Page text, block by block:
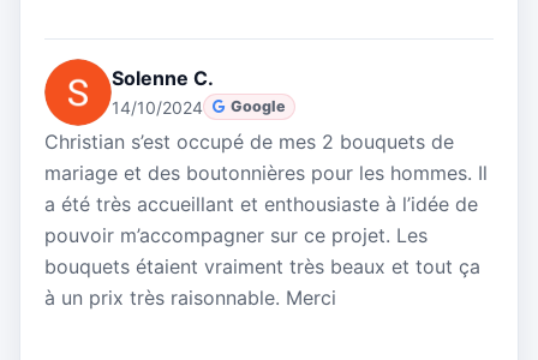
Solenne C.
14/10/2024 Google
Christian s’est occupé de mes 2 bouquets de
mariage et des boutonnières pour les hommes. Il
a été très accueillant et enthousiaste à l’idée de
pouvoir m’accompagner sur ce projet. Les
bouquets étaient vraiment très beaux et tout ça
à un prix très raisonnable. Merci